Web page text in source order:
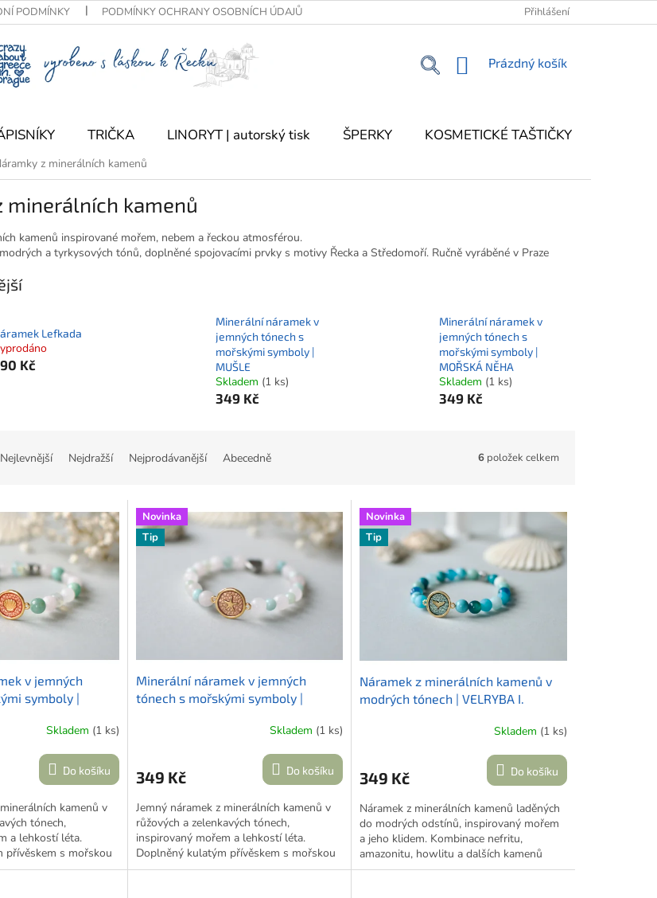
PODMÍNKY PODMÍNKY OCHRANY OSOBNÍCH ÚDAJŮ KORFU - MŮJ PRŮVODCE OSTROVEM
Přihlášení
NÁKUPNÍ
Prázdný košík
TRIČKA LINORYT | autorský tisk ŠPERKY KOSMETICKÉ TAŠTIČKY
z minerálních kamenů
minerálních kamenů
kamenů inspirované mořem, nebem a řeckou atmosférou.
a tyrkysových tónů, doplněné spojovacími prvky s motivy Řecka a Středomoří. Ručně vyráběné v Praze
Lefkada
Kč
Minerální náramek v
jemných tónech s
mořskými symboly |
MUŠLE
Skladem (1 ks)
349 Kč
Minerální náramek v
jemných tónech s
mořskými symboly |
MOŘSKÁ NĚHA
Skladem (1 ks)
349 Kč
Nejlevnější Nejdražší Nejprodávanější Abecedně 6 položek celkem
v jemných
symboly |
Skladem (1 ks)
Do košíku
kamenů v
tónech,
a lehkostí léta.
přívěskem s mořskou
s logem
Novinka
Tip
Minerální náramek v jemných
tónech s mořskými symboly |
Skladem (1 ks)
349 Kč Do košíku
Jemný náramek z minerálních kamenů v
růžových a zelenkavých tónech,
inspirovaný mořem a lehkostí léta.
Doplněný kulatým přívěskem s mořskou
hvězdou a korálkem s logem
Novinka
Tip
Náramek z minerálních kamenů v
modrých tónech | VELRYBA I.
Skladem (1 ks)
349 Kč Do košíku
Náramek z minerálních kamenů laděných
do modrých odstínů, inspirovaný mořem
a jeho klidem. Kombinace nefritu,
amazonitu, howlitu a dalších kamenů
doplňuje přívěsek ve tvaru velrybího